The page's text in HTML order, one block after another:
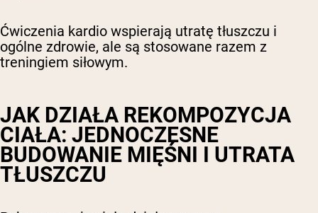
Ćwiczenia kardio wspierają utratę tłuszczu i
ogólne zdrowie, ale są stosowane razem z
treningiem siłowym.
JAK DZIAŁA REKOMPOZYCJA
CIAŁA: JEDNOCZESNE
BUDOWANIE MIĘŚNI I UTRATA
TŁUSZCZU